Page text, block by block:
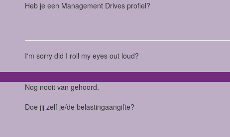
Heb je een Management Drives profiel?
I'm sorry did I roll my eyes out loud?
Nog nooit van gehoord.
Doe jij zelf je/de belastingaangifte?